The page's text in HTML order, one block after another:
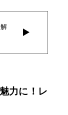
力に！レ